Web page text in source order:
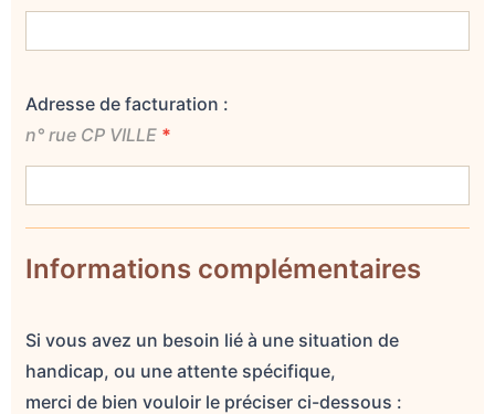
Adresse de facturation :
n° rue CP VILLE *
Informations complémentaires
Si vous avez un besoin lié à une situation de
handicap, ou une attente spécifique,
merci de bien vouloir le préciser ci-dessous :